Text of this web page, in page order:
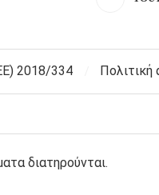
2018/334 Πολιτική
διατηρούνται.